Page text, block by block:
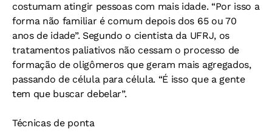
costumam atingir pessoas com mais idade. “Por isso a
forma não familiar é comum depois dos 65 ou 70
anos de idade”. Segundo o cientista da UFRJ, os
tratamentos paliativos não cessam o processo de
formação de oligômeros que geram mais agregados,
passando de célula para célula. “É isso que a gente
tem que buscar debelar”.
Técnicas de ponta